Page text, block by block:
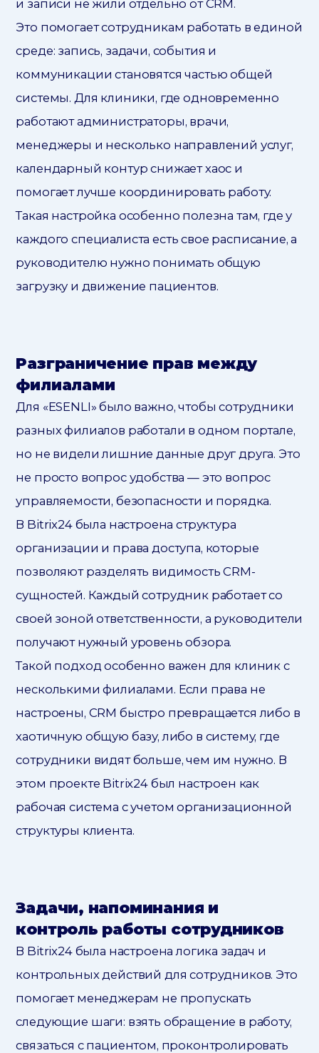
и записи не жили отдельно от CRM.
Это помогает сотрудникам работать в единой
среде: запись, задачи, события и
коммуникации становятся частью общей
системы. Для клиники, где одновременно
работают администраторы, врачи,
менеджеры и несколько направлений услуг,
календарный контур снижает хаос и
помогает лучше координировать работу.
Такая настройка особенно полезна там, где у
каждого специалиста есть свое расписание, а
руководителю нужно понимать общую
загрузку и движение пациентов.
Разграничение прав между
филиалами
Для «ESENLI» было важно, чтобы сотрудники
разных филиалов работали в одном портале,
но не видели лишние данные друг друга. Это
не просто вопрос удобства — это вопрос
управляемости, безопасности и порядка.
В Bitrix24 была настроена структура
организации и права доступа, которые
позволяют разделять видимость CRM-
сущностей. Каждый сотрудник работает со
своей зоной ответственности, а руководители
получают нужный уровень обзора.
Такой подход особенно важен для клиник с
несколькими филиалами. Если права не
настроены, CRM быстро превращается либо в
хаотичную общую базу, либо в систему, где
сотрудники видят больше, чем им нужно. В
этом проекте Bitrix24 был настроен как
рабочая система с учетом организационной
структуры клиента.
Задачи, напоминания и
контроль работы сотрудников
В Bitrix24 была настроена логика задач и
контрольных действий для сотрудников. Это
помогает менеджерам не пропускать
следующие шаги: взять обращение в работу,
связаться с пациентом, проконтролировать